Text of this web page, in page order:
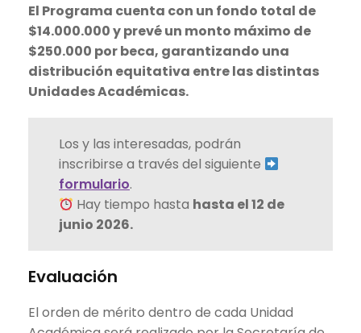
El Programa cuenta con un fondo total de
$14.000.000 y prevé un monto máximo de
$250.000 por beca, garantizando una
distribución equitativa entre las distintas
Unidades Académicas.
Los y las interesadas, podrán
inscribirse a través del siguiente
formulario.
Hay tiempo hasta hasta el 12 de
junio 2026.
Evaluación
El orden de mérito dentro de cada Unidad